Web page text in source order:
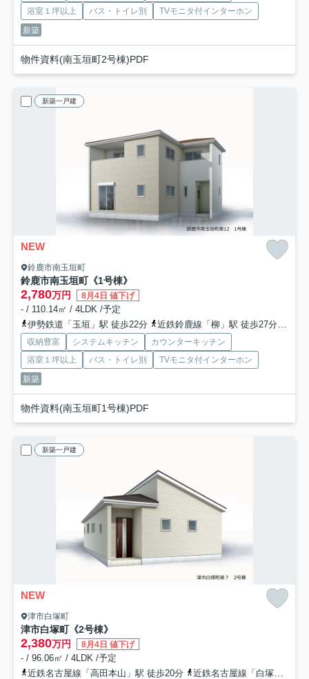
浴室１坪以上
バス・トイレ別
TVモニタ付インターホン
新築
物件資料(南玉垣町2号棟)PDF
新築一戸建
NEW
鈴鹿市南玉垣町
鈴鹿市南玉垣町《1号棟》
2,780万円 8月4日 値下げ
- / 110.14㎡ / 4LDK /予定
伊勢鉄道「玉垣」駅 徒歩22分
近鉄鈴鹿線「柳」駅 徒歩27分
収納豊富 システムキッチン
カウンターキッチン
浴室１坪以上
バス・トイレ別
TVモニタ付インターホン
新築
物件資料(南玉垣町1号棟)PDF
新築一戸建
NEW
津市白塚町
津市白塚町《2号棟》
2,380万円 8月4日 値下げ
- / 96.06㎡ / 4LDK /予定
近鉄名古屋線「高田本山」駅 徒歩20分
近鉄名古屋線「白塚」駅 徒歩25分